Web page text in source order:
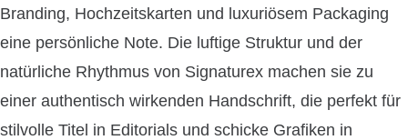
Branding, Hochzeitskarten und luxuriösem Packaging
eine persönliche Note. Die luftige Struktur und der
natürliche Rhythmus von Signaturex machen sie zu
einer authentisch wirkenden Handschrift, die perfekt für
stilvolle Titel in Editorials und schicke Grafiken in